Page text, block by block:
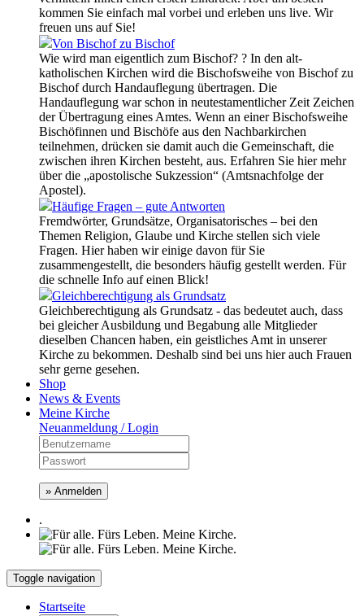
kommen Sie einfach mal vorbei und erleben uns live. Wir
freuen uns auf Sie!
Von Bischof zu Bischof
Wie wird man eigentlich zum Bischof? ? In den alt-
katholischen Kirchen wird die Bischofsweihe von Bischof zu
Bischof durch Handauflegung übertragen. Die
Handauflegung war schon in neutestamentlicher Zeit Zeichen
der Übertragung eines Amtes. Wenn an einer Bischofsweihe
Bischöfinnen und Bischöfe aus den Nachbarkirchen
teilnehmen, drücken sie damit auch die Gemeinschaft, die
zwischen ihren Kirchen besteht, aus. Erfahren Sie hier mehr
über die „apostolische Sukzession“ (Amtsnachfolge der
Apostel).
Häufige Fragen – gute Antworten
Fremdwörter, Grundsätze, Organisatorisches – bei den
Themen Religion, Glaube und Kirche stellen sich viele
Fragen. Hier haben wir einige davon für Sie
zusammengestellt, die besonders häufig gestellt werden. Für
die schnelle Info auf einen Blick!
Gleichberechtigung als Grundsatz
Gleichberechtigung als Grundsatz - das bedeutet auch, dass
bei gleicher Ausbildung und Begabung alle Mitglieder
dieselben Chancen haben, ein geistliches Amt in unserer
Kirche zu bekommen. Deshalb sind bei uns hier auch Frauen
sehr gerne gesehen.
Shop
News & Events
Meine Kirche
Neuanmeldung / Login
» Anmelden
.
Toggle navigation
Startseite